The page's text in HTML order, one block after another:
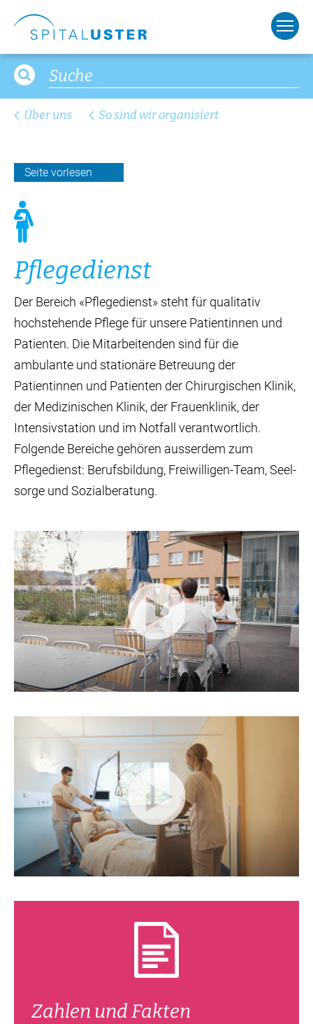
Über uns So sind wir organisiert
Seite vorlesen
Pfle­ge­dienst
Der Bereich «Pflegedienst» steht für qualitativ
hochstehende Pflege für unsere Patientinnen und
Patienten. Die Mitarbeitenden sind für die
ambulante und stationäre Betreuung der
Patientinnen und Patienten der Chirurgischen Klinik,
der Medizinischen Klinik, der Frauenklinik, der
Intensivstation und im Notfall verantwortlich.
Folgende Bereiche gehören ausserdem zum
Pflegedienst: Berufsbildung, Frei­wil­li­gen-Team, Seel­
sor­ge und So­zi­al­be­ra­tung.
Zahlen und Fakten